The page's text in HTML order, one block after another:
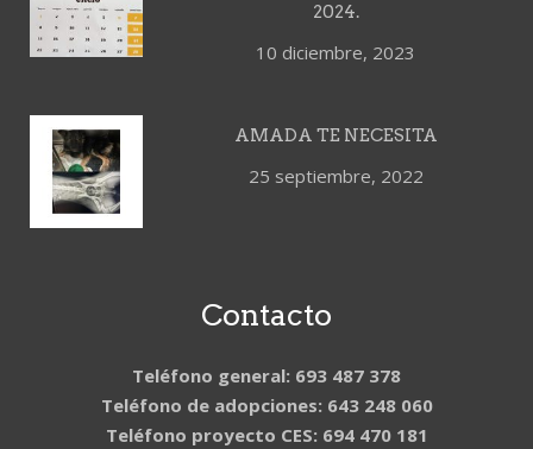
2024.
10 diciembre, 2023
AMADA TE NECESITA
25 septiembre, 2022
Contacto
Teléfono general: 693 487 378
Teléfono de adopciones: 643 248 060
Teléfono proyecto CES: 694 470 181